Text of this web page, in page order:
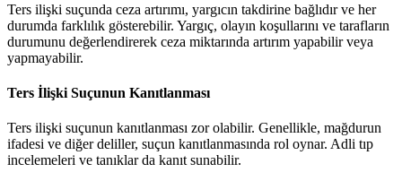
Ters ilişki suçunda ceza artırımı, yargıcın takdirine bağlıdır ve her
durumda farklılık gösterebilir. Yargıç, olayın koşullarını ve tarafların
durumunu değerlendirerek ceza miktarında artırım yapabilir veya
yapmayabilir.
Ters İlişki Suçunun Kanıtlanması
Ters ilişki suçunun kanıtlanması zor olabilir. Genellikle, mağdurun
ifadesi ve diğer deliller, suçun kanıtlanmasında rol oynar. Adli tıp
incelemeleri ve tanıklar da kanıt sunabilir.